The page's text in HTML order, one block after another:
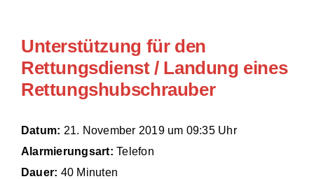
Bürgerinfo
Über uns
Unterstützung für den
Rettungsdienst / Landung eines
Rettungshubschrauber
Datum: 21. November 2019 um 09:35 Uhr
Alarmierungsart: Telefon
Dauer: 40 Minuten